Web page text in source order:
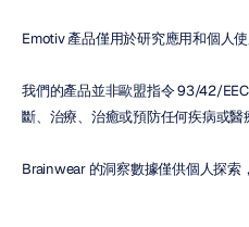
Emotiv 產品僅用於研究應用和個人使
我們的產品並非歐盟指令 93/42/
斷、治療、治癒或預防任何疾病或醫
Brainwear 的洞察數據僅供個人探索